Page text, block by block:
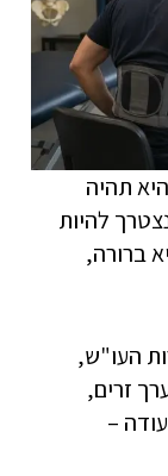
תהיה
להיות
ברורה,
העו"ש,
זרים,
–